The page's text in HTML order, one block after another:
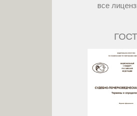
все
ГОСТ